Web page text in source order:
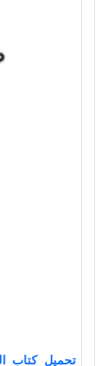
تحميل كتاب